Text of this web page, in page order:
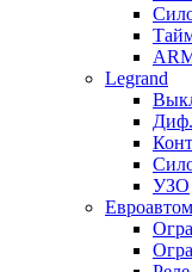
Legrand
УЗО